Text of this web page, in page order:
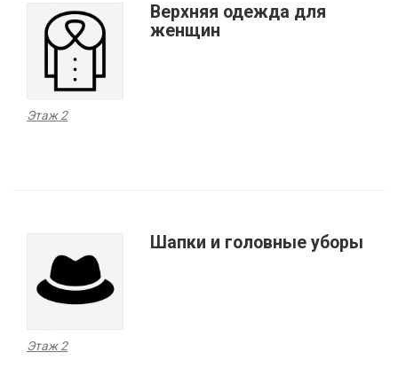
Верхняя одежда для
женщин
Этаж 2
Шапки и головные уборы
Этаж 2